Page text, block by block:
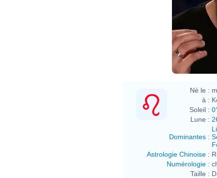
Né le :
à :
Soleil :
Lune :
Dominantes :
Astrologie Chinoise :
Numérologie :
Taille :